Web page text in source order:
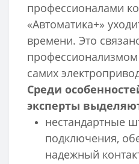
профессионалами
«Автоматика+»
времени. Это
самих
Среди
эксперты
нестандартные
подключения,
надежный